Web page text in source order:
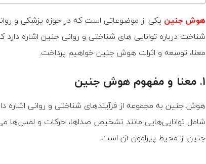
هوش جنین یکی از موضوعاتی است که در حوزه پزشکی و
شناخت درباره توانایی های شناختی و روانی جنین اشاره دارد
معنا، توسعه و اثرات هوش جنین خواهیم پرداخت.
1. معنا و مفهوم هوش جنین
هوش جنین به مجموعه از فرآیندهای شناختی و روانی اشاره
شامل توانایی‌هایی مانند تشخیص صداها، حرکات و لمس‌ها
جنین از محیط پیرامون آن است.